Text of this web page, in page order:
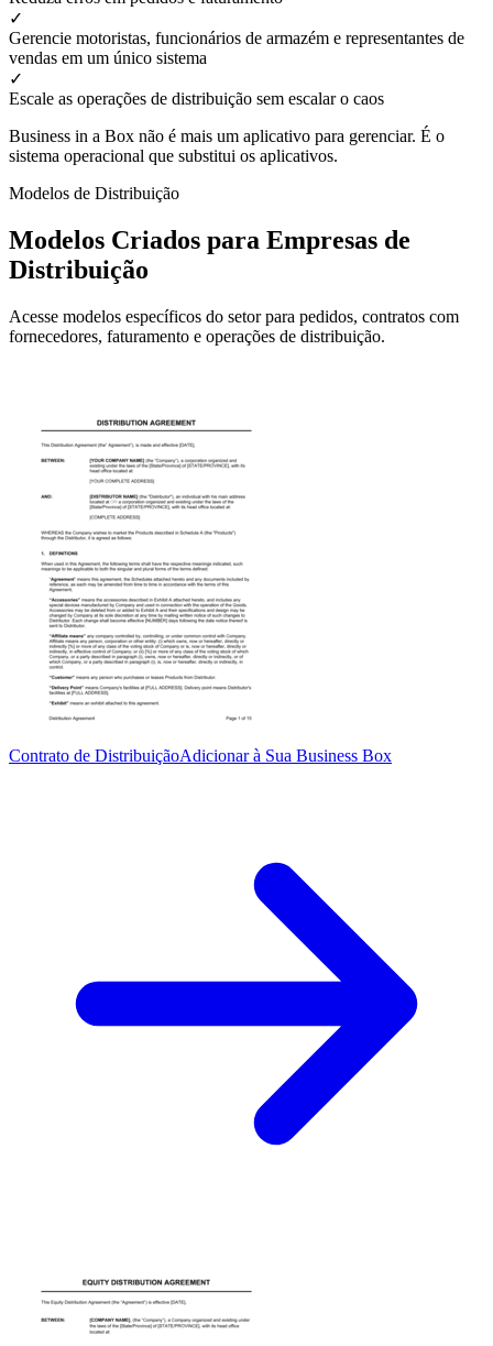
✓
Gerencie motoristas, funcionários de armazém e representantes de
vendas em um único sistema
✓
Escale as operações de distribuição sem escalar o caos
Business in a Box não é mais um aplicativo para gerenciar. É o
sistema operacional que substitui os aplicativos.
Modelos de Distribuição
Modelos Criados para Empresas de
Distribuição
Acesse modelos específicos do setor para pedidos, contratos com
fornecedores, faturamento e operações de distribuição.
Contrato de DistribuiçãoAdicionar à Sua Business Box